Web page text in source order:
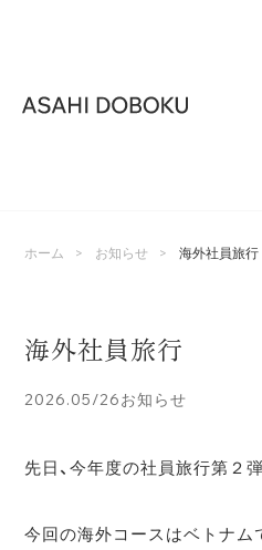
ホーム > お知らせ > 海外社員旅行
海外社員旅行
2026.05/26お知らせ
先日、今年度の社員旅行第２
今回の海外コースはベトナム